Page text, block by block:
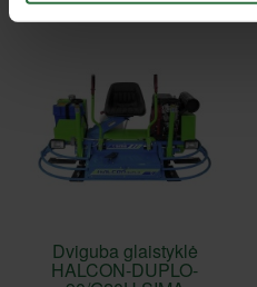
Dviguba glaistyklė
HALCON-DUPLO-